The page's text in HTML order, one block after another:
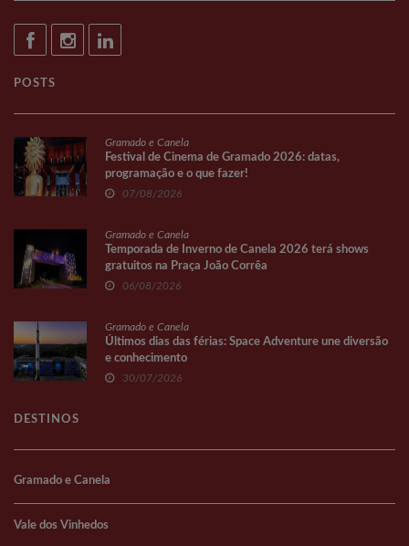
POSTS
Gramado e Canela
Festival de Cinema de Gramado 2026: datas,
programação e o que fazer!
07/08/2026
Gramado e Canela
Temporada de Inverno de Canela 2026 terá shows
gratuitos na Praça João Corrêa
06/08/2026
Gramado e Canela
Últimos dias das férias: Space Adventure une diversão
e conhecimento
30/07/2026
DESTINOS
Gramado e Canela
Vale dos Vinhedos